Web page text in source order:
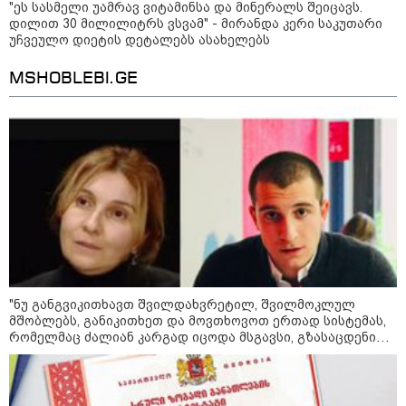
იპოვეს
კატეგორიის ყველა სიახლე
პაატა ზაქარეიშვილის მწვავე
პასუხი გიორგი ბარამიძის
სკანდალურ განცხადებაზე -
"ყველაფერი დეტალურად ვიცი...
კამანში მოკლული ქართველები მე
გადმოვასვენე... ბარამიძე კი
ტყუის"
აგვისტოს ომში, გორში
საბრძოლო ნათლობა მიღებული
რუსული „ისკანდერი“ დღეს კიევის
მთავარ კოშმარად იქცა
"ეს სასმელი უამრავ ვიტამინსა და მინერალს შეიცავს.
დილით 30 მილილიტრს ვსვამ" - მირანდა კერი საკუთარი
უჩვეულო დიეტის დეტალებს ასახელებს
MSHOBLEBI.GE
"ნუ განგვიკითხავთ შვილდახვრეტილ, შვილმოკლულ
მშობლებს, განიკითხეთ და მოვთხოვოთ ერთად სისტემას,
რომელმაც ძალიან კარგად იცოდა მსგავსი, გზასაცდენილი
ახალგაზრდების არსებობა და არაფერი გააკეთა მათ
სწორ გზაზე დასაყენებლად…" - იზა ომაძე